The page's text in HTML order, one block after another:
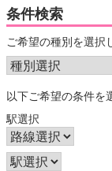
条件検索
ご希望の種別を選択
以下ご希望の条件を
駅選択